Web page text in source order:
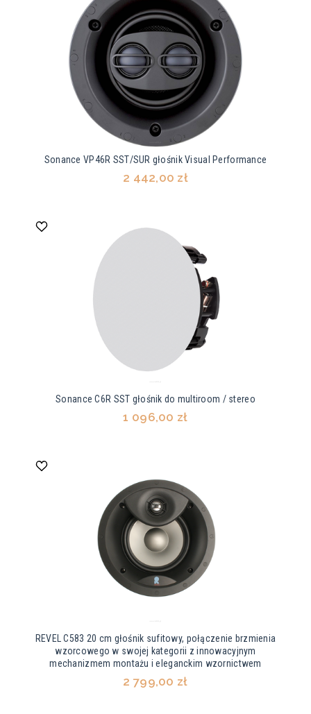
Sonance VP46R SST/SUR głośnik Visual Performance
2 442,00 zł
Sonance C6R SST głośnik do multiroom / stereo
1 096,00 zł
REVEL C583 20 cm głośnik sufitowy, połączenie brzmienia
wzorcowego w swojej kategorii z innowacyjnym
mechanizmem montażu i eleganckim wzornictwem
2 799,00 zł